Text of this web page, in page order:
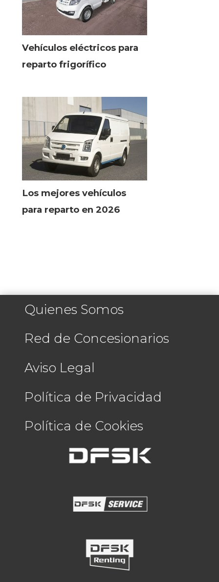
Vehículos eléctricos para
reparto frigorífico
Los mejores vehículos
para reparto en 2026
Quienes Somos
Red de Concesionarios
Aviso Legal
Política de Privacidad
Política de Cookies